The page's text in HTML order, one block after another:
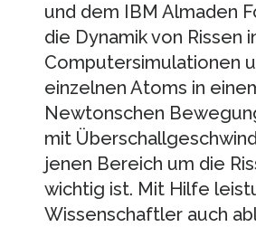
und dem IBM Almaden
die Dynamik von Rissen
Computersimulationen
einzelnen Atoms in
Newtonschen
mit
jenen Bereich um die
wichtig ist. Mit Hilfe
Wissenschaftler auch